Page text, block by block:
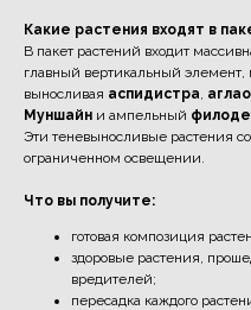
Какие растения входят в
В пакет растений входит
главный вертикальный
выносливая аспидистра,
Муншайн и ампельный
Эти теневыносливые растения
ограниченном освещении.
Что вы получите:
готовая композиция
здоровые растения,
вредителей;
пересадка каждого